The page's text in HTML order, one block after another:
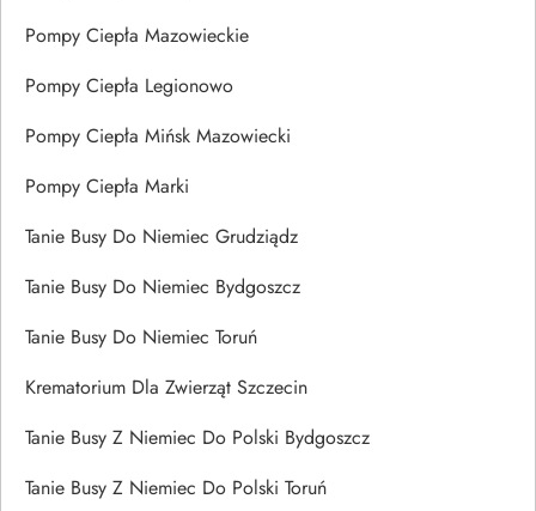
Pompy Ciepła Mazowieckie
Pompy Ciepła Legionowo
Pompy Ciepła Mińsk Mazowiecki
Pompy Ciepła Marki
Tanie Busy Do Niemiec Grudziądz
Tanie Busy Do Niemiec Bydgoszcz
Tanie Busy Do Niemiec Toruń
Krematorium Dla Zwierząt Szczecin
Tanie Busy Z Niemiec Do Polski Bydgoszcz
Tanie Busy Z Niemiec Do Polski Toruń